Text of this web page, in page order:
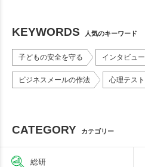
KEYWORDS 人気のキーワード
子どもの安全を守る インタビュー
ビジネスメールの作法 心理テスト
CATEGORY カテゴリー
総研